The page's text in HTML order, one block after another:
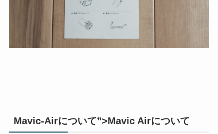
Mavic-Airについて”>Mavic Airについて